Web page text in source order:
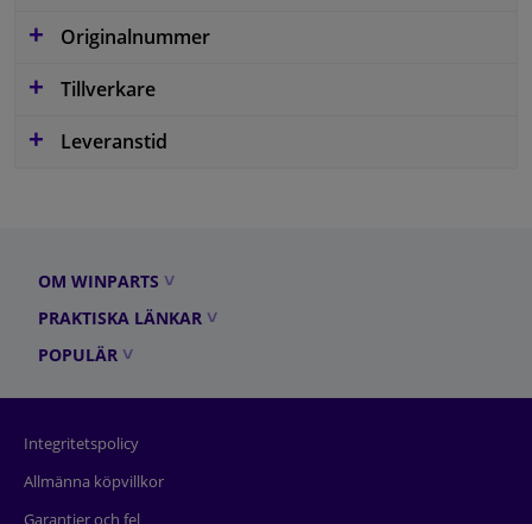
Originalnummer
Tillverkare
Leveranstid
OM WINPARTS
PRAKTISKA LÄNKAR
POPULÄR
Integritetspolicy
Allmänna köpvillkor